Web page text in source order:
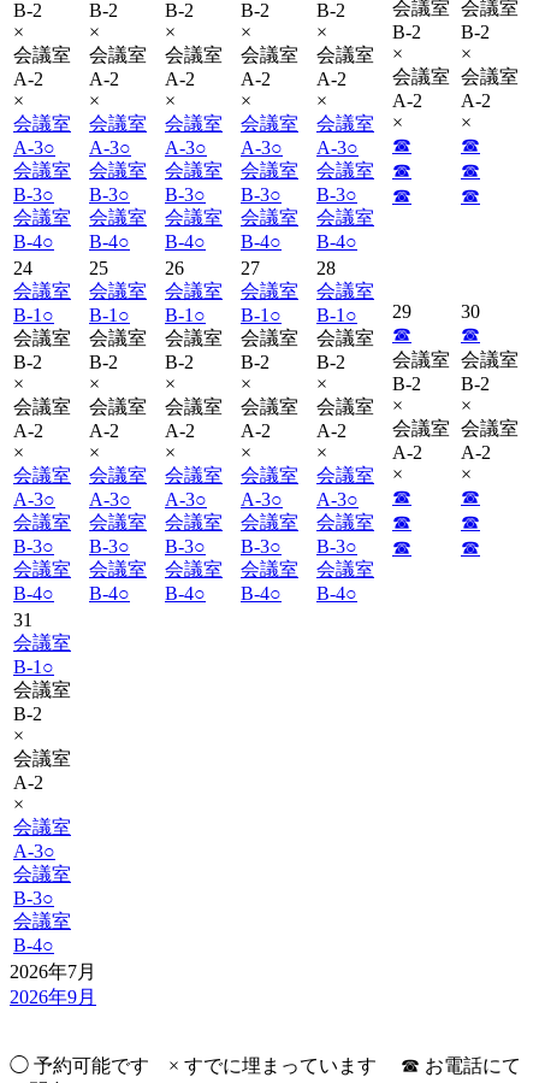
B-2
×
会議室
A-2
×
会議室
A-3○
会議室
B-3○
会議室
B-4○
B-2
×
会議室
A-2
×
会議室
A-3○
会議室
B-3○
会議室
B-4○
B-2
×
会議室
A-2
×
会議室
A-3○
会議室
B-3○
会議室
B-4○
B-2
×
会議室
A-2
×
会議室
A-3○
会議室
B-3○
会議室
B-4○
B-2
×
会議室
A-2
×
会議室
A-3○
会議室
B-3○
会議室
B-4○
会議室
B-2
×
会議室
A-2
×
☎︎
☎︎
☎︎
会議室
B-2
×
会議室
A-2
×
☎︎
☎︎
☎︎
24
会議室
B-1○
会議室
B-2
×
会議室
A-2
×
会議室
A-3○
会議室
B-3○
会議室
B-4○
25
会議室
B-1○
会議室
B-2
×
会議室
A-2
×
会議室
A-3○
会議室
B-3○
会議室
B-4○
26
会議室
B-1○
会議室
B-2
×
会議室
A-2
×
会議室
A-3○
会議室
B-3○
会議室
B-4○
27
会議室
B-1○
会議室
B-2
×
会議室
A-2
×
会議室
A-3○
会議室
B-3○
会議室
B-4○
28
会議室
B-1○
会議室
B-2
×
会議室
A-2
×
会議室
A-3○
会議室
B-3○
会議室
B-4○
29
☎︎
会議室
B-2
×
会議室
A-2
×
☎︎
☎︎
☎︎
30
☎︎
会議室
B-2
×
会議室
A-2
×
☎︎
☎︎
☎︎
31
会議室
B-1○
会議室
B-2
×
会議室
A-2
×
会議室
A-3○
会議室
B-3○
会議室
B-4○
2026年7月
2026年9月
◯ 予約可能です × すでに埋まっています ☎︎ お電話にて